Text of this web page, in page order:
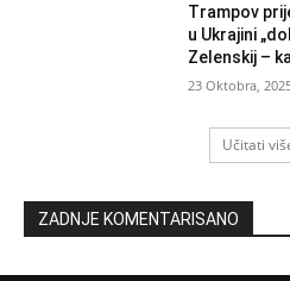
Trampov
u Ukrajini
Zelenskij –
23 Oktobra,
Učitati
ZADNJE KOMENTARISANO